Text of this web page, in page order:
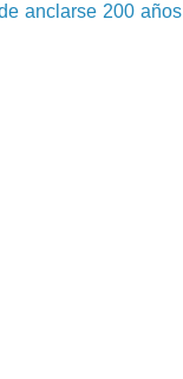
anclarse 200 años